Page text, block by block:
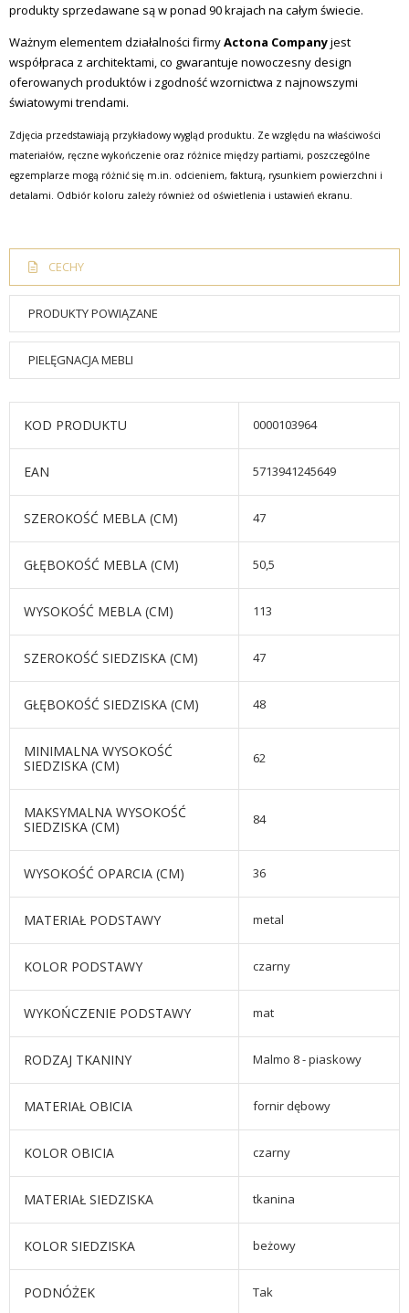
produkty sprzedawane są w ponad 90 krajach na całym świecie.
Ważnym elementem działalności firmyActona Companyjest
współpraca z architektami, co gwarantuje nowoczesny design
oferowanych produktów i zgodność wzornictwa z najnowszymi
światowymi trendami.
Zdjęcia przedstawiają przykładowy wygląd produktu. Ze względu na właściwości
materiałów, ręczne wykończenie oraz różnice między partiami, poszczególne
egzemplarze mogą różnić się m.in. odcieniem, fakturą, rysunkiem powierzchni i
detalami. Odbiór koloru zależy również od oświetlenia i ustawień ekranu.
CECHY
PRODUKTY POWIĄZANE
PIELĘGNACJA MEBLI
KOD PRODUKTU 0000103964
EAN 5713941245649
SZEROKOŚĆ MEBLA (CM) 47
GŁĘBOKOŚĆ MEBLA (CM) 50,5
WYSOKOŚĆ MEBLA (CM) 113
SZEROKOŚĆ SIEDZISKA (CM) 47
GŁĘBOKOŚĆ SIEDZISKA (CM) 48
MINIMALNA WYSOKOŚĆ
SIEDZISKA (CM)
62
MAKSYMALNA WYSOKOŚĆ
SIEDZISKA (CM)
84
WYSOKOŚĆ OPARCIA (CM) 36
MATERIAŁ PODSTAWY metal
KOLOR PODSTAWY czarny
WYKOŃCZENIE PODSTAWY mat
RODZAJ TKANINY Malmo 8 - piaskowy
MATERIAŁ OBICIA fornir dębowy
KOLOR OBICIA czarny
MATERIAŁ SIEDZISKA tkanina
KOLOR SIEDZISKA beżowy
PODNÓŻEK Tak